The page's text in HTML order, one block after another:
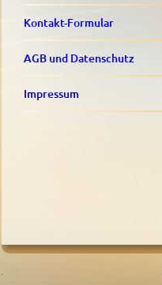
Kontakt-Formular
AGB und Datenschutz
Impressum
.